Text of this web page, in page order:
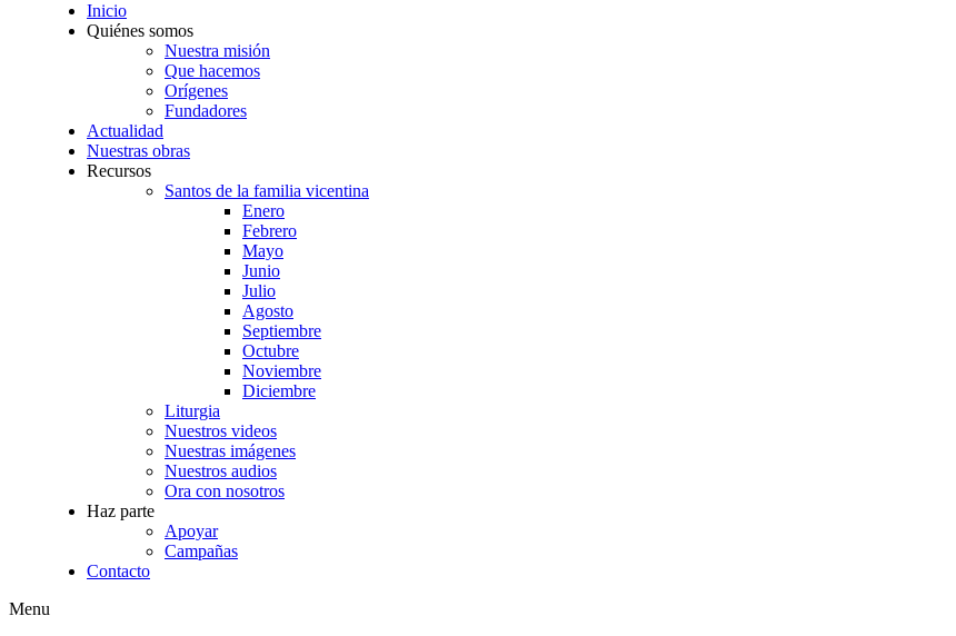
Inicio
Quiénes somos
Nuestra misión
Que hacemos
Orígenes
Fundadores
Actualidad
Nuestras obras
Recursos
Santos de la familia vicentina
Enero
Febrero
Mayo
Junio
Julio
Agosto
Septiembre
Octubre
Noviembre
Diciembre
Liturgia
Nuestros videos
Nuestras imágenes
Nuestros audios
Ora con nosotros
Haz parte
Apoyar
Campañas
Contacto
Menu